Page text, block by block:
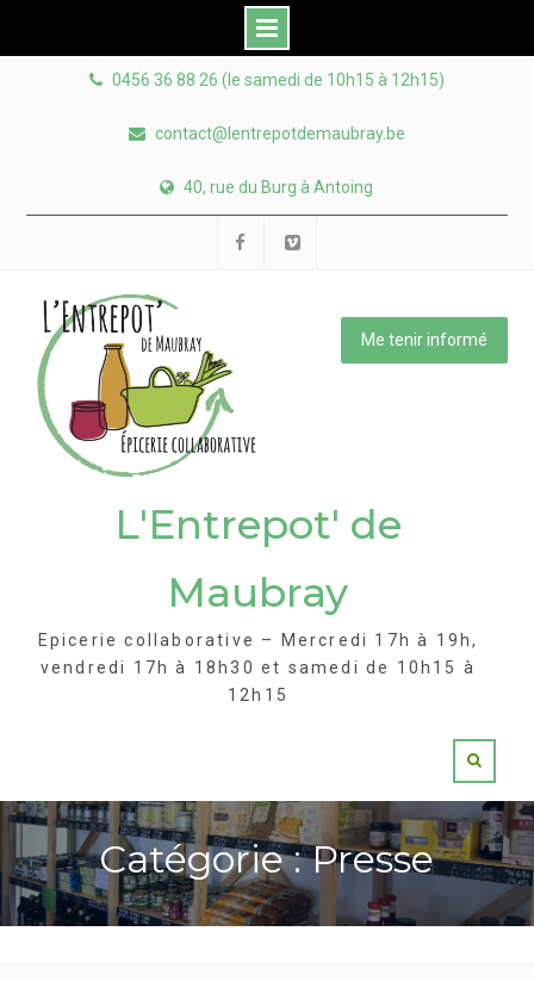
0456 36 88 26 (le samedi de 10h15 à 12h15)
contact@lentrepotdemaubray.be
40, rue du Burg à Antoing
Me tenir informé
L'Entrepot' de
Maubray
Epicerie collaborative – Mercredi 17h à 19h,
vendredi 17h à 18h30 et samedi de 10h15 à
12h15
Catégorie : Presse